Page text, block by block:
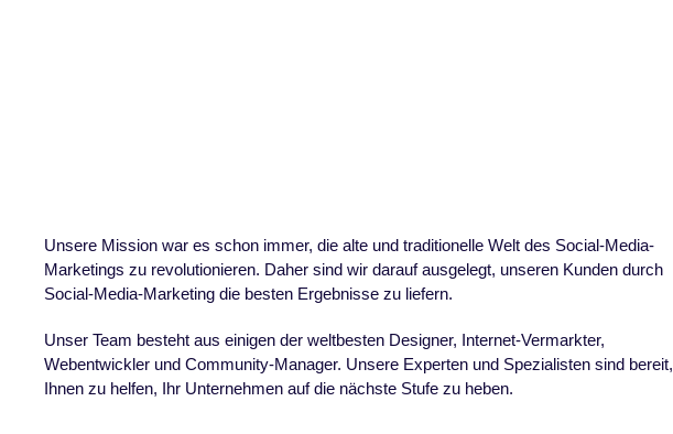
Unsere Mission war es schon immer, die alte und traditionelle Welt des Social-Media-
Marketings zu revolutionieren. Daher sind wir darauf ausgelegt, unseren Kunden durch
Social-Media-Marketing die besten Ergebnisse zu liefern.
Unser Team besteht aus einigen der weltbesten Designer, Internet-Vermarkter,
Webentwickler und Community-Manager. Unsere Experten und Spezialisten sind bereit,
Ihnen zu helfen, Ihr Unternehmen auf die nächste Stufe zu heben.